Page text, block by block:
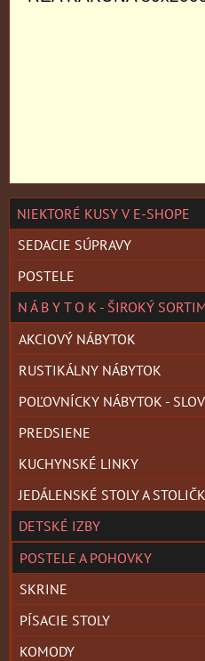
NIEKTORÉ KUSY V E-SHOPE
SEDACIE SÚPRAVY
POSTELE
N Á B Y T O K - ŠIROKÝ
AKCIOVÝ NÁBYTOK
RUSTIKÁLNY NÁBYTOK
POĽOVNÍCKY NÁBYTOK -
PREDSIENE
KUCHYNSKÉ LINKY
JEDÁLENSKÉ STOLY A
DETSKÉ IZBY
POSTELE A POHOVKY
SKRINE
PÍSACIE STOLY
KOMODY